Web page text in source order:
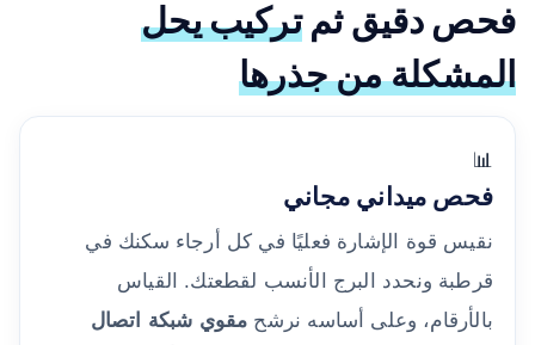
فحص دقيق ثمتركيب يحل
المشكلة من جذرها
📊
فحص ميداني مجاني
نقيس قوة الإشارة فعليًا في كل أرجاء سكنك في
قرطبة ونحدد البرج الأنسب لقطعتك. القياس
بالأرقام، وعلى أساسه نرشح مقوي شبكة اتصال